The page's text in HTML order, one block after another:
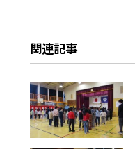
関連記事